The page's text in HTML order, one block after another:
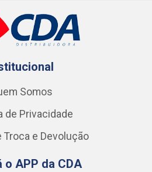
Somos
de Privacidade
Troca e Devolução
o APP da CDA